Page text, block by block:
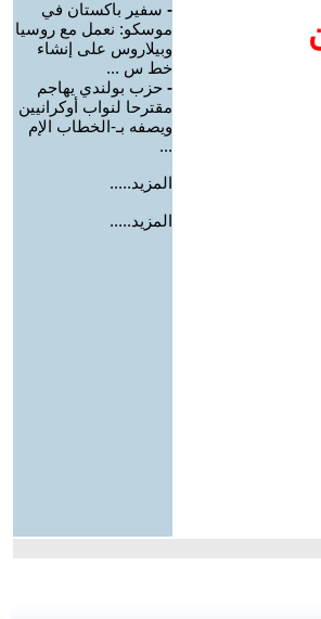
- سفير باكستان في
موسكو: نعمل مع روسيا
وبيلاروس على إنشاء
خط س ...
- حزب بولندي يهاجم
مقترحا لنواب أوكرانيين
ويصفه بـ-الخطاب الإم
...
المزيد.....
المزيد.....